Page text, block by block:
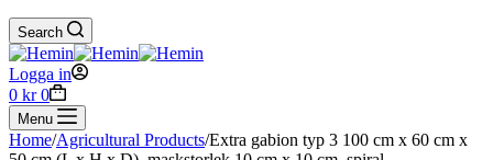
Search
Logga in
Shopping
cart
0 kr 0
Menu
Home/Agricultural Products/Extra gabion typ 3 100 cm x 60 cm x